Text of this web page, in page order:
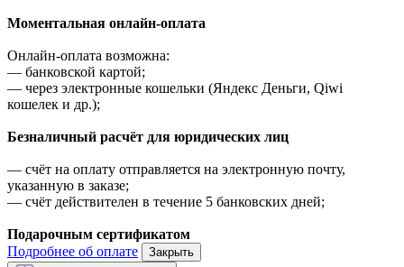
Моментальная онлайн-оплата
Онлайн-оплата возможна:
— банковской картой;
— через электронные кошельки (Яндекс Деньги, Qiwi
кошелек и др.);
Безналичный расчёт для юридических лиц
— счёт на оплату отправляется на электронную почту,
указанную в заказе;
— счёт действителен в течение 5 банковских дней;
Подарочным сертификатом
Подробнее об оплате
Закрыть